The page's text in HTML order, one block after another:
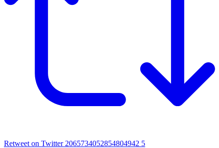
Retweet on Twitter 2065734052854804942 5